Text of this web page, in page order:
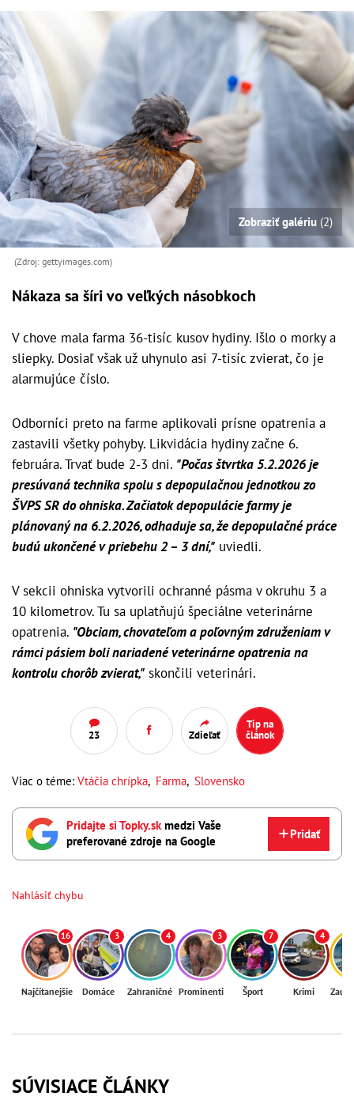
Zobraziť galériu (2)
(Zdroj: gettyimages.com)
Nákaza sa šíri vo veľkých násobkoch
V chove mala farma 36-tisíc kusov hydiny. Išlo o morky a
sliepky. Dosiaľ však už uhynulo asi 7-tisíc zvierat, čo je
alarmujúce číslo.
Odborníci preto na farme aplikovali prísne opatrenia a
zastavili všetky pohyby. Likvidácia hydiny začne 6.
februára. Trvať bude 2-3 dni. "Počas štvrtka 5.2.2026 je
presúvaná technika spolu s depopulačnou jednotkou zo
ŠVPS SR do ohniska. Začiatok depopulácie farmy je
plánovaný na 6.2.2026, odhaduje sa, že depopulačné práce
budú ukončené v priebehu 2 – 3 dní," uviedli.
V sekcii ohniska vytvorili ochranné pásma v okruhu 3 a
10 kilometrov. Tu sa uplatňujú špeciálne veterinárne
opatrenia. "Obciam, chovateľom a poľovným združeniam v
rámci pásiem boli nariadené veterinárne opatrenia na
kontrolu chorôb zvierat," skončili veterinári.
23 Zdieľať
Tip na
článok
Viac o téme: Vtáčia chrípka, Farma, Slovensko
Pridajte si Topky.skmedzi Vaše
preferované zdroje na Google
Pridať
Nahlásiť chybu
16
Najčítanejšie
3
Domáce
4
Zahraničné
3
Prominenti
7
Šport
4
Krimi
SÚVISIACE ČLÁNKY